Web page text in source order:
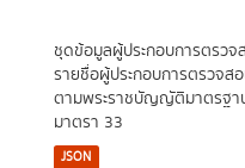
ชุดข้อมูลผู้ประกอบการตรว
รายชื่อผู้ประกอบการตรวจส
ตามพระราชบัญญัติมาตรฐา
มาตรา 33
JSON